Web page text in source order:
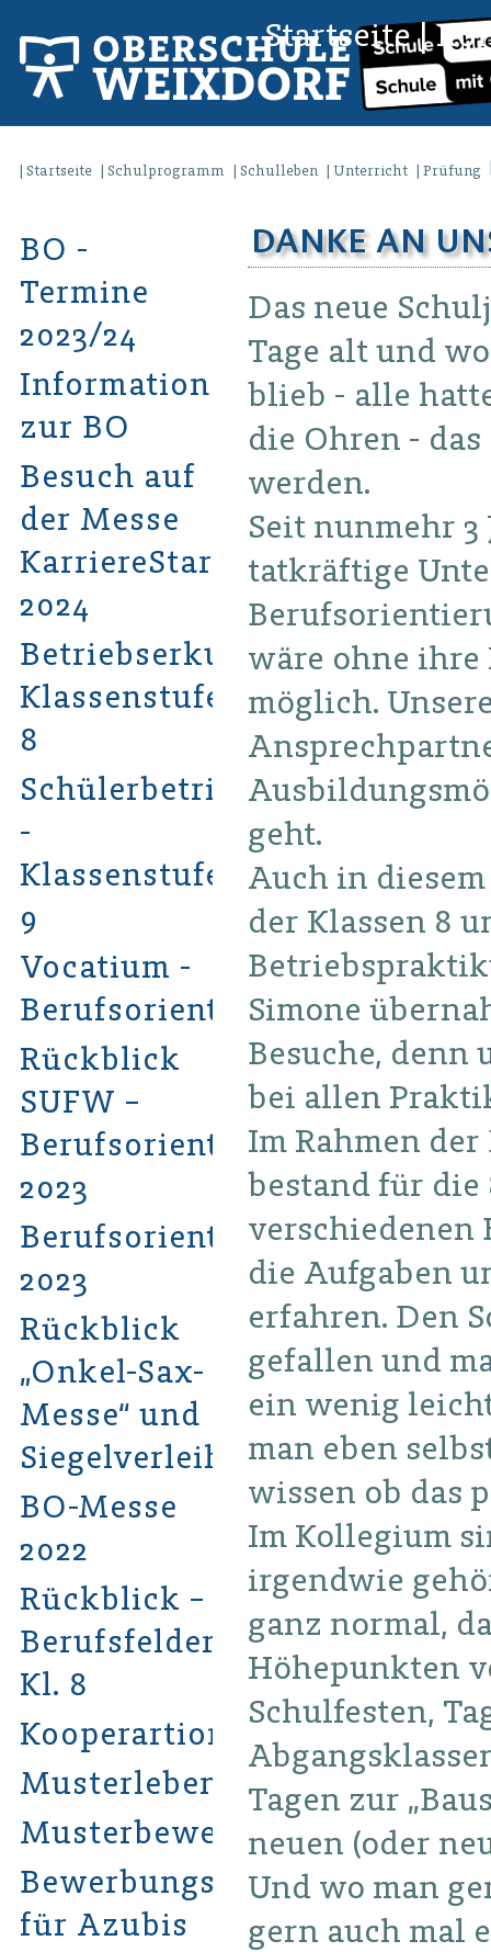
Startseite|
Startseite Schulprogramm Schulleben Unterricht Prüfung
DANKE AN
Das neue
Tage alt und
blieb - alle
die Ohren -
werden.
Seit nunmehr
tatkräftige
wäre ohne
möglich.
geht.
Auch in
der Klassen 8
Simone
Besuche, denn
bei allen
Im Rahmen
bestand für
verschiedenen
die Aufgaben
erfahren. Den
gefallen und
ein wenig
man eben
wissen ob das
Im Kollegium
irgendwie
ganz normal,
Höhepunkten
Schulfesten,
Tagen zur
neuen (oder
Und wo man
gern auch mal
BO -
Termine
2023/24
Informationstafel
zur BO
Besuch auf
der Messe
KarriereStart
2024
Betriebserkundungen
Klassenstufe
8
Schülerbetriebspraktikum
-
Klassenstufe
9
Vocatium -
Berufsorientierungsmesse
Rückblick
SUFW –
Berufsorientierungszentrum
2023
Berufsorientierungsmesse
2023
Rückblick
„Onkel-Sax-
Messe“ und
Siegelverleihung
BO-Messe
2022
Rückblick –
Berufsfelderkundung
Kl. 8
Kooperartionspartner
Musterlebenslauf
Musterbewerbung
Bewerbungsratgeber
für Azubis